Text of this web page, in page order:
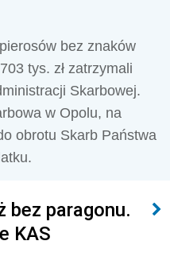
bez znaków
tys. zł zatrzymali
Skarbowej.
w Opolu, na
obrotu Skarb Państwa
bez paragonu.
KAS